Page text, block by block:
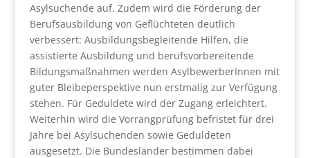
Asylsuchende auf. Zudem wird die Förderung der
Berufsausbildung von Geflüchteten deutlich
verbessert: Ausbildungsbegleitende Hilfen, die
assistierte Ausbildung und berufsvorbereitende
Bildungsmaßnahmen werden AsylbewerberInnen mit
guter Bleibeperspektive nun erstmalig zur Verfügung
stehen. Für Geduldete wird der Zugang erleichtert.
Weiterhin wird die Vorrangprüfung befristet für drei
Jahre bei Asylsuchenden sowie Geduldeten
ausgesetzt. Die Bundesländer bestimmen dabei